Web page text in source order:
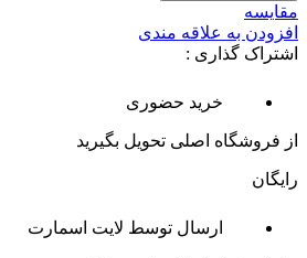
مقایسه
افزودن به علاقه مندی
اشتراک گذاری :
خرید حضوری
از فروشگاه اصلی تحویل بگیرید
رایگان
ارسال توسط لایت اسمارت